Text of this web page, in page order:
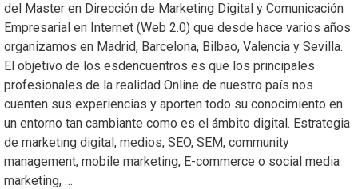
del Master en Dirección de Marketing Digital y Comunicación
Empresarial en Internet (Web 2.0) que desde hace varios años
organizamos en Madrid, Barcelona, Bilbao, Valencia y Sevilla.
El objetivo de los esdencuentros es que los principales
profesionales de la realidad Online de nuestro país nos
cuenten sus experiencias y aporten todo su conocimiento en
un entorno tan cambiante como es el ámbito digital. Estrategia
de marketing digital, medios, SEO, SEM, community
management, mobile marketing, E-commerce o social media
marketing, …